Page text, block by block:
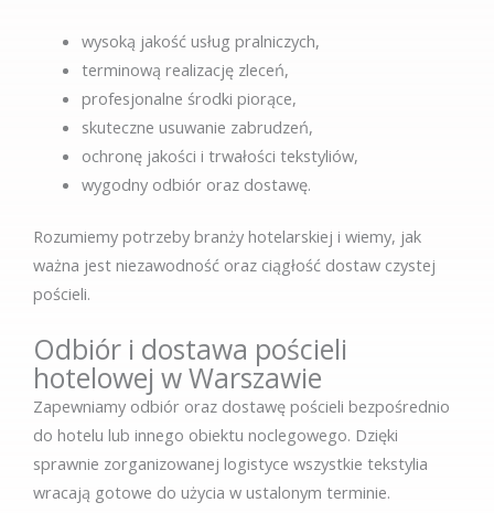
wysoką jakość usług pralniczych,
terminową realizację zleceń,
profesjonalne środki piorące,
skuteczne usuwanie zabrudzeń,
ochronę jakości i trwałości tekstyliów,
wygodny odbiór oraz dostawę.
Rozumiemy potrzeby branży hotelarskiej i wiemy, jak
ważna jest niezawodność oraz ciągłość dostaw czystej
pościeli.
Odbiór i dostawa pościeli
hotelowej w Warszawie
Zapewniamy odbiór oraz dostawę pościeli bezpośrednio
do hotelu lub innego obiektu noclegowego. Dzięki
sprawnie zorganizowanej logistyce wszystkie tekstylia
wracają gotowe do użycia w ustalonym terminie.